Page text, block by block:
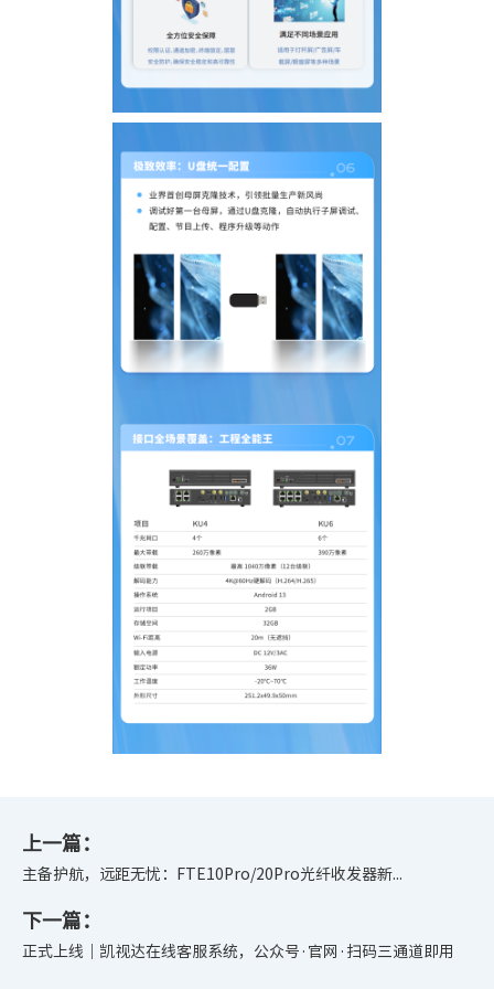
上一篇：
主备护航，远距无忧：FTE10Pro/20Pro光纤收发器新...
下一篇：
正式上线｜凯视达在线客服系统，公众号·官网·扫码三通道即用